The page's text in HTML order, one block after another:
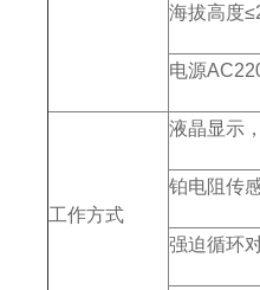
海拔高度
电源
工作方式
液晶显示
铂电阻传
强迫循环